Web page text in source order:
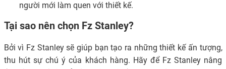
người mới làm quen với thiết kế.
Tại sao nên chọn Fz Stanley?
Bởi vì Fz Stanley sẽ giúp bạn tạo ra những thiết kế ấn tượng,
thu hút sự chú ý của khách hàng. Hãy để Fz Stanley nâng